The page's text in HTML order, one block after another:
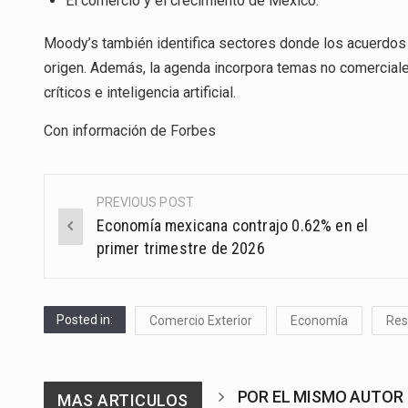
Moody’s también identifica sectores donde los
origen. Además, la agenda incorpora temas no
críticos e inteligencia artificial.
Con información de Forbes
Post
navigation
PREVIOUS POST
Economía mexicana contrajo 0.62% en el
primer trimestre de 2026
Posted in: Comercio Exterior Economía
MAS ARTICULOS POR EL MISMO AUTOR